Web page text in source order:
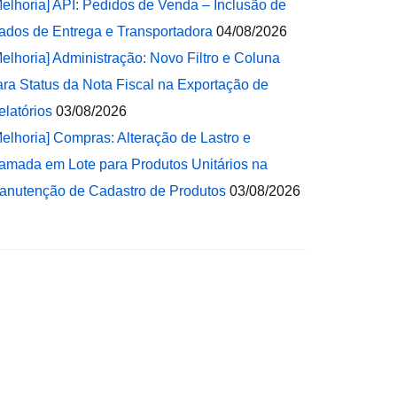
API: Pedidos de Venda – Inclusão de
de Entrega e Transportadora 04/08/2026
Administração: Novo Filtro e Coluna
Status da Nota Fiscal na Exportação de
03/08/2026
Compras: Alteração de Lastro e
em Lote para Produtos Unitários na
de Cadastro de Produtos 03/08/2026